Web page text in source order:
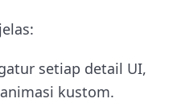
setiap detail UI,
kustom.